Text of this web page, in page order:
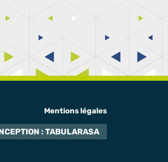
Mentions légales
: TABULARASA